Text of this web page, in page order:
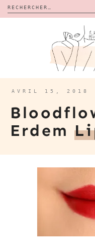
Rechercher :
CALENDRIERS DE
BON PLAN
À PROPOS
CONTACT
AVRIL 15, 2018
Erdem